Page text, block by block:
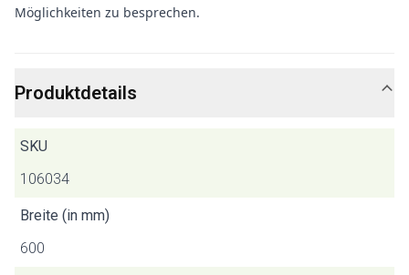
Möglichkeiten zu besprechen.
Produktdetails
SKU
106034
Breite (in mm)
600